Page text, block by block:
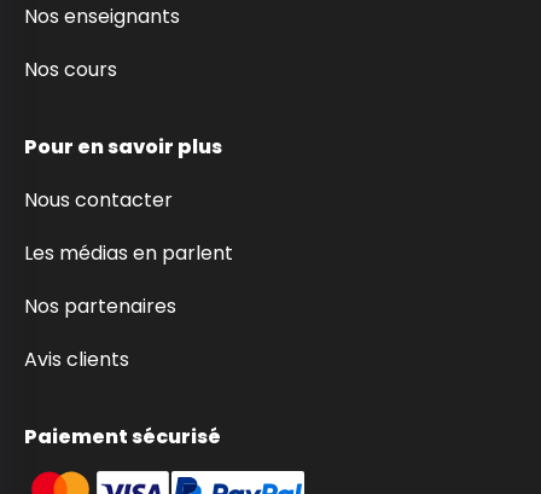
Nos enseignants
Nos cours
Pour en savoir plus
Nous contacter
Les médias en parlent
Nos partenaires
Avis clients
Paiement sécurisé